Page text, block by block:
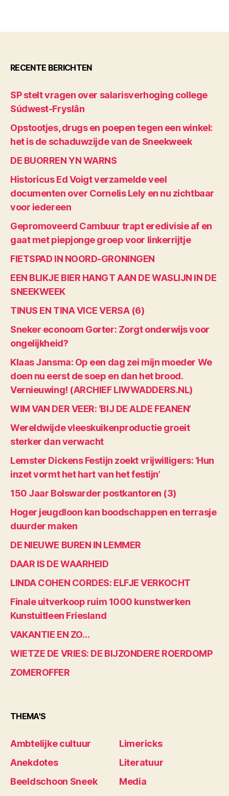
RECENTE BERICHTEN
SP stelt vragen over salarisverhoging college
Súdwest-Fryslân
Opstootjes, drugs en poepen tegen een winkel:
het is de schaduwzijde van de Sneekweek
DE BUORREN YN WARNS
Historicus Ed Voigt verzamelde veel
documenten over Cornelis Lely en nu zichtbaar
voor iedereen
Gepromoveerd Cambuur trapt eredivisie af en
gaat met piepjonge groep voor linkerrijtje
FIETSPAD IN NOORD-GRONINGEN
EEN BLIKJE BIER HANGT AAN DE WASLIJN IN DE
SNEEKWEEK
TINUS EN TINA VICE VERSA (6)
Sneker econoom Gorter: Zorgt onderwijs voor
ongelijkheid?
Klaas Jansma: Op een dag zei mijn moeder We
doen nu eerst de soep en dan het brood.
Vernieuwing! (ARCHIEF LIWWADDERS.NL)
WIM VAN DER VEER: ‘BIJ DE ALDE FEANEN’
Wereldwijde vleeskuikenproductie groeit
sterker dan verwacht
Lemster Dickens Festijn zoekt vrijwilligers: ‘Hun
inzet vormt het hart van het festijn’
150 Jaar Bolswarder postkantoren (3)
Hoger jeugdloon kan boodschappen en terrasje
duurder maken
DE NIEUWE BUREN IN LEMMER
DAAR IS DE WAARHEID
LINDA COHEN CORDES: ELFJE VERKOCHT
Finale uitverkoop ruim 1000 kunstwerken
Kunstuitleen Friesland
VAKANTIE EN ZO…
WIETZE DE VRIES: DE BIJZONDERE ROERDOMP
ZOMEROFFER
THEMA'S
Ambtelijke cultuur
Anekdotes
Beeldschoon Sneek
Limericks
Literatuur
Media